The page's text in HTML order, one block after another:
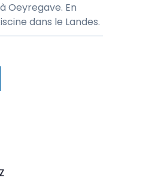
à Oeyregave. En
dans le Landes.